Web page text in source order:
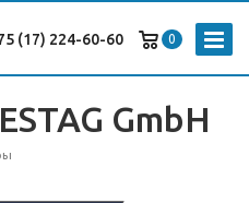
0
(17) 224-60-60
GmbH